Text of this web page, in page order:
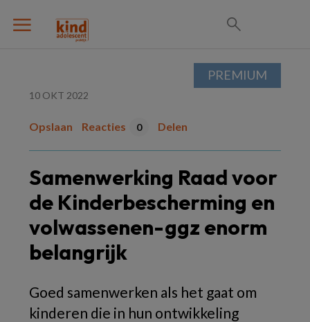
10 OKT 2022
Opslaan Reacties 0 Delen
Samenwerking Raad voor
de Kinderbescherming en
volwassenen-ggz enorm
belangrijk
Goed samenwerken als het gaat om
kinderen die in hun ontwikkeling
PREMIUM